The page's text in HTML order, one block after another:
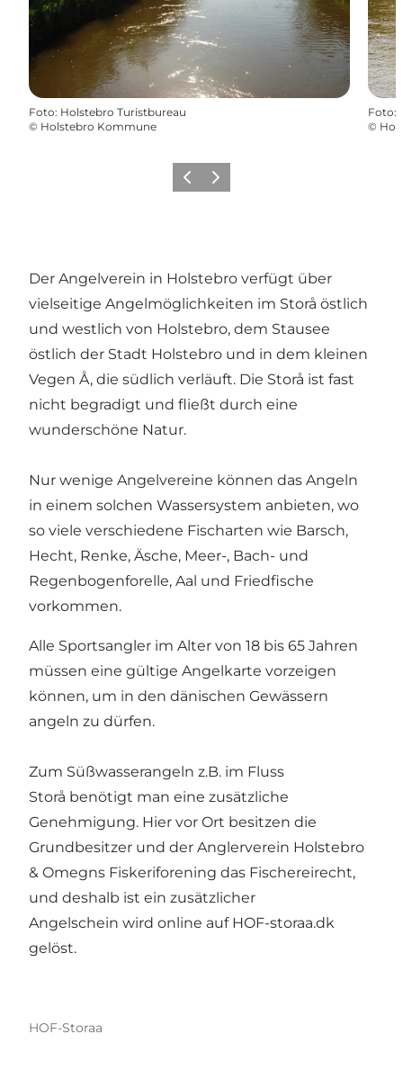
Foto: Holstebro Turistbureau
© Holstebro Kommune
Foto:
©
ZurückWeiter
Der Angelverein in Holstebro verfügt über
vielseitige Angelmöglichkeiten im Storå östlich
und westlich von Holstebro, dem Stausee
östlich der Stadt Holstebro und in dem kleinen
Vegen Å, die südlich verläuft. Die Storå ist fast
nicht begradigt und fließt durch eine
wunderschöne Natur.
Nur wenige Angelvereine können das Angeln
in einem solchen Wassersystem anbieten, wo
so viele verschiedene Fischarten wie Barsch,
Hecht, Renke, Äsche, Meer-, Bach- und
Regenbogenforelle, Aal und Friedfische
vorkommen.
Alle Sportsangler im Alter von 18 bis 65 Jahren
müssen eine gültige Angelkarte vorzeigen
können, um in den dänischen Gewässern
angeln zu dürfen.
Zum Süßwasserangeln z.B. im Fluss
Storå benötigt man eine zusätzliche
Genehmigung. Hier vor Ort besitzen die
Grundbesitzer und der Anglerverein Holstebro
& Omegns Fiskeriforening das Fischereirecht,
und deshalb ist ein zusätzlicher
Angelschein wird online auf HOF-storaa.dk
gelöst.
HOF-Storaa